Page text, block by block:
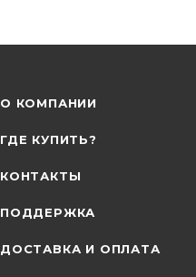
О КОМПАНИИ
ГДЕ КУПИТЬ?
КОНТАКТЫ
ПОДДЕРЖКА
ДОСТАВКА И ОПЛАТА